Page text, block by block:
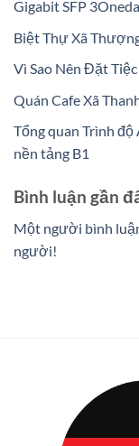
Gigabit SFP
Biệt Thự Xã
Vì Sao Nên Đặt
Quán Cafe Xã
Tổng quan Trình
nền tảng B1
Bình luận gần
Một người bình
người!